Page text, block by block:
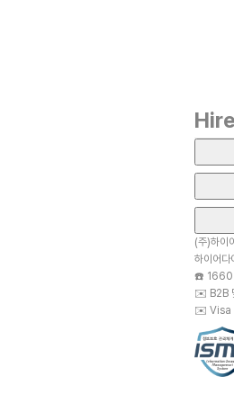
(주)하이
하이어
☎️
✉️ B2B
✉️ Visa